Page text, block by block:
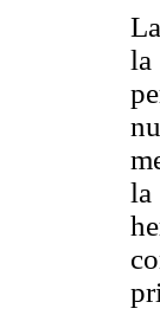
la
la